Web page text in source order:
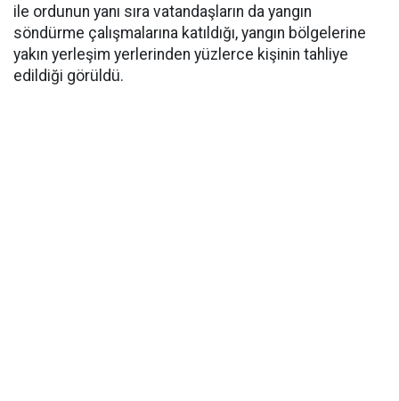
ile ordunun yanı sıra vatandaşların da yangın
söndürme çalışmalarına katıldığı, yangın bölgelerine
yakın yerleşim yerlerinden yüzlerce kişinin tahliye
edildiği görüldü.